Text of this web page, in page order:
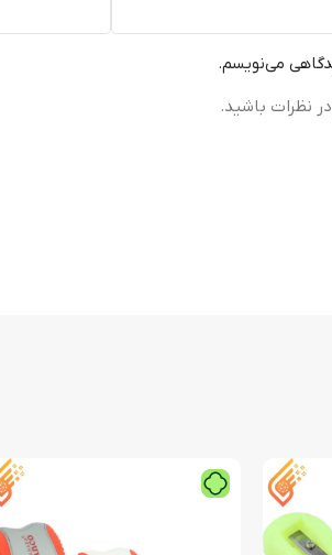
می‌نویسم.
نظرات باشید.